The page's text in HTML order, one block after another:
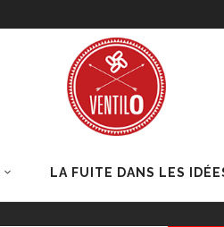
LA FUITE DANS LES